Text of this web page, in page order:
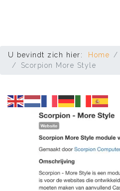
U bevindt zich hier: Home
Scorpion More Style